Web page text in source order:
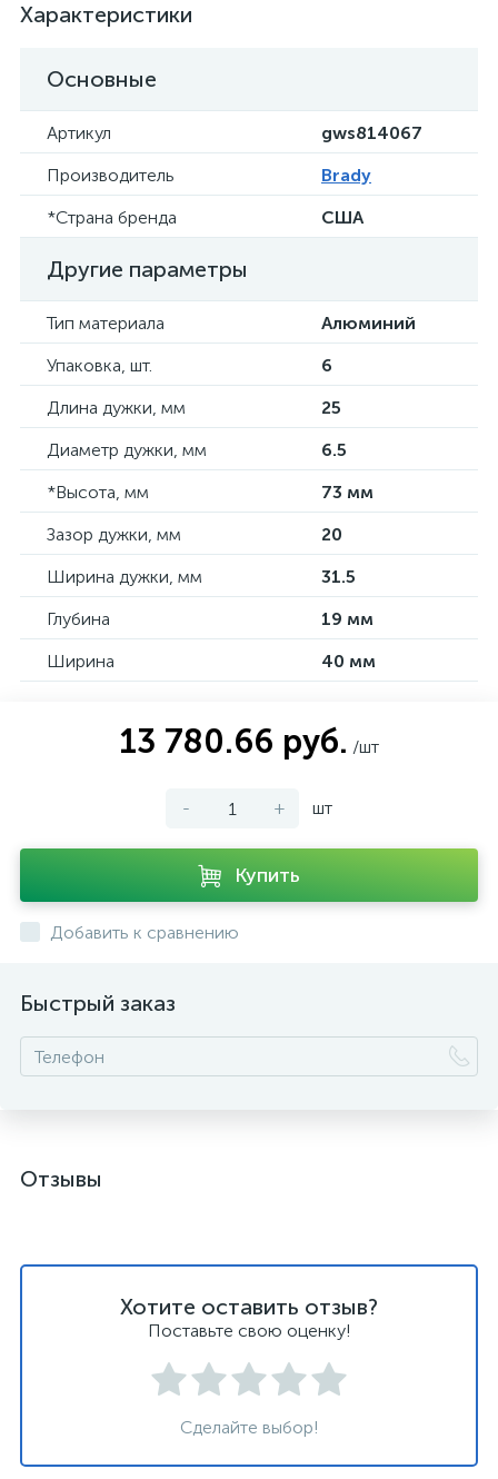
Характеристики
Основные
Артикул gws814067
Производитель Brady
*Страна бренда США
Другие параметры
Тип материала Алюминий
Упаковка, шт. 6
Длина дужки, мм 25
Диаметр дужки, мм 6.5
*Высота, мм 73 мм
Зазор дужки, мм 20
Ширина дужки, мм 31.5
Глубина 19 мм
Ширина 40 мм
13 780.66 руб. /шт
- + шт
Купить
Добавить к сравнению
Быстрый заказ
Отзывы
Хотите оставить отзыв?
Поставьте свою оценку!
Сделайте выбор!